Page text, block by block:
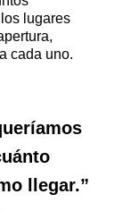
lugares
cada uno.
llegar.”